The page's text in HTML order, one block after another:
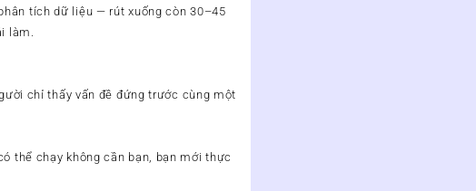
tích dữ liệu — rút xuống còn 30–45
làm.
chỉ thấy vấn đề đứng trước cùng một
thể chạy không cần bạn, bạn mới thực